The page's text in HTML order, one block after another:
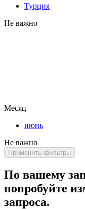
Турция
Не важно
Месяц
июнь
Не важно
Применить фильтры
По вашему
попробуйте
запроса.